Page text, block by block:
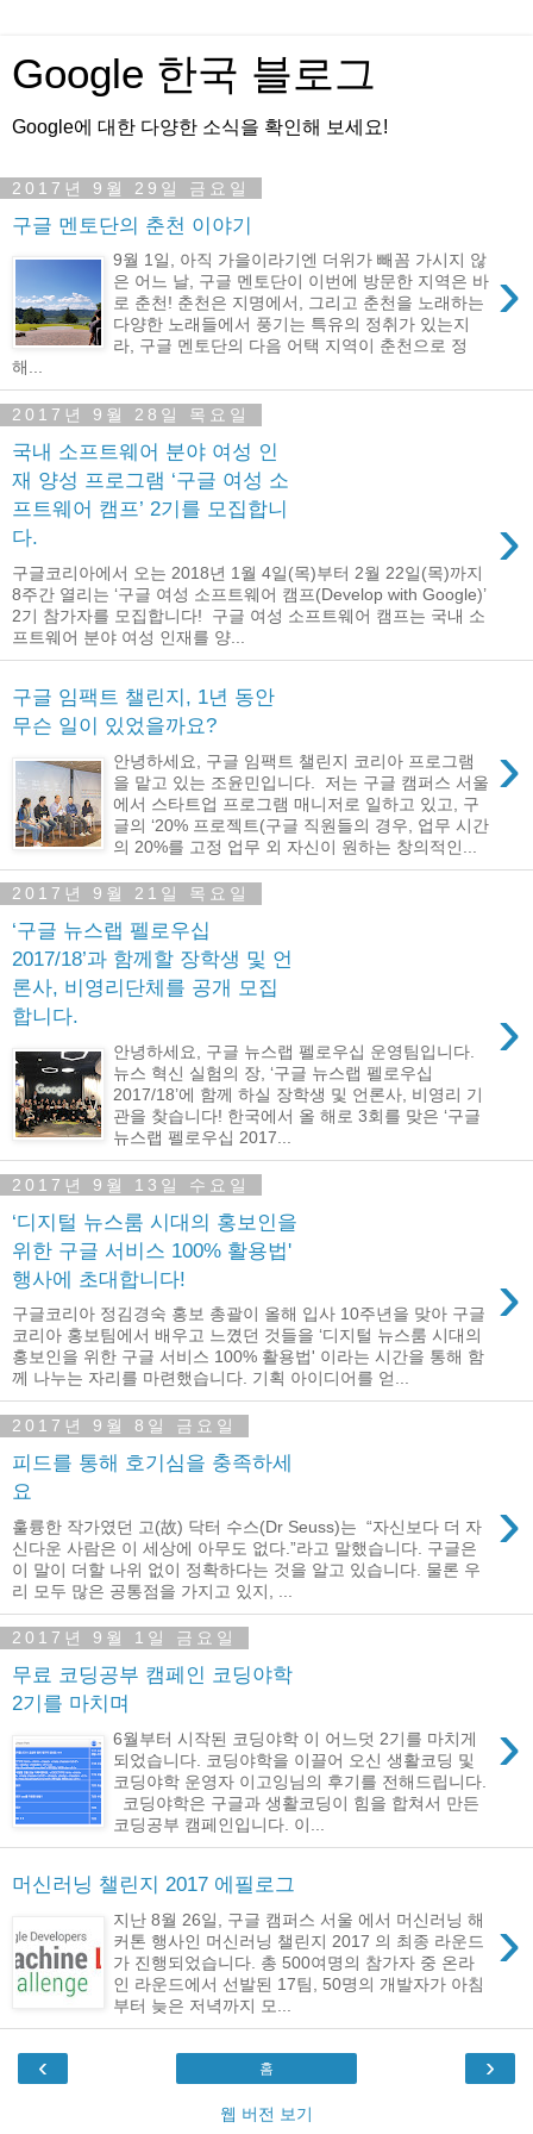
Google 한국 블로그
Google에 대한 다양한 소식을 확인해 보세요!
2017년 9월 29일 금요일
구글 멘토단의 춘천 이야기
›
9월 1일, 아직 가을이라기엔 더위가 빼꼼 가시지 않
은 어느 날, 구글 멘토단이 이번에 방문한 지역은 바
로 춘천! 춘천은 지명에서, 그리고 춘천을 노래하는
다양한 노래들에서 풍기는 특유의 정취가 있는지
라, 구글 멘토단의 다음 어택 지역이 춘천으로 정
해...
2017년 9월 28일 목요일
국내 소프트웨어 분야 여성 인
재 양성 프로그램 ‘구글 여성 소
프트웨어 캠프’ 2기를 모집합니
다.
›
구글코리아에서 오는 2018년 1월 4일(목)부터 2월 22일(목)까지
8주간 열리는 ‘구글 여성 소프트웨어 캠프(Develop with Google)’
2기 참가자를 모집합니다! 구글 여성 소프트웨어 캠프는 국내 소
프트웨어 분야 여성 인재를 양...
구글 임팩트 챌린지, 1년 동안
무슨 일이 있었을까요?
›
안녕하세요, 구글 임팩트 챌린지 코리아 프로그램
을 맡고 있는 조윤민입니다. 저는 구글 캠퍼스 서울
에서 스타트업 프로그램 매니저로 일하고 있고, 구
글의 ‘20% 프로젝트(구글 직원들의 경우, 업무 시간
의 20%를 고정 업무 외 자신이 원하는 창의적인...
2017년 9월 21일 목요일
‘구글 뉴스랩 펠로우십
2017/18’과 함께할 장학생 및 언
론사, 비영리단체를 공개 모집
합니다.
›
안녕하세요, 구글 뉴스랩 펠로우십 운영팀입니다.
뉴스 혁신 실험의 장, ‘구글 뉴스랩 펠로우십
2017/18’에 함께 하실 장학생 및 언론사, 비영리 기
관을 찾습니다! 한국에서 올 해로 3회를 맞은 ‘구글
뉴스랩 펠로우십 2017...
2017년 9월 13일 수요일
‘디지털 뉴스룸 시대의 홍보인을
위한 구글 서비스 100% 활용법'
행사에 초대합니다!
›
구글코리아 정김경숙 홍보 총괄이 올해 입사 10주년을 맞아 구글
코리아 홍보팀에서 배우고 느꼈던 것들을 ‘디지털 뉴스룸 시대의
홍보인을 위한 구글 서비스 100% 활용법' 이라는 시간을 통해 함
께 나누는 자리를 마련했습니다. 기획 아이디어를 얻...
2017년 9월 8일 금요일
피드를 통해 호기심을 충족하세
요
›
훌륭한 작가였던 고(故) 닥터 수스(Dr Seuss)는 “자신보다 더 자
신다운 사람은 이 세상에 아무도 없다.”라고 말했습니다. 구글은
이 말이 더할 나위 없이 정확하다는 것을 알고 있습니다. 물론 우
리 모두 많은 공통점을 가지고 있지, ...
2017년 9월 1일 금요일
무료 코딩공부 캠페인 코딩야학
2기를 마치며
›
6월부터 시작된 코딩야학 이 어느덧 2기를 마치게
되었습니다. 코딩야학을 이끌어 오신 생활코딩 및
코딩야학 운영자 이고잉님의 후기를 전해드립니다.
코딩야학은 구글과 생활코딩이 힘을 합쳐서 만든
코딩공부 캠페인입니다. 이...
머신러닝 챌린지 2017 에필로그
›
지난 8월 26일, 구글 캠퍼스 서울 에서 머신러닝 해
커톤 행사인 머신러닝 챌린지 2017 의 최종 라운드
가 진행되었습니다. 총 500여명의 참가자 중 온라
인 라운드에서 선발된 17팀, 50명의 개발자가 아침
부터 늦은 저녁까지 모...
‹ ›
홈
웹 버전 보기